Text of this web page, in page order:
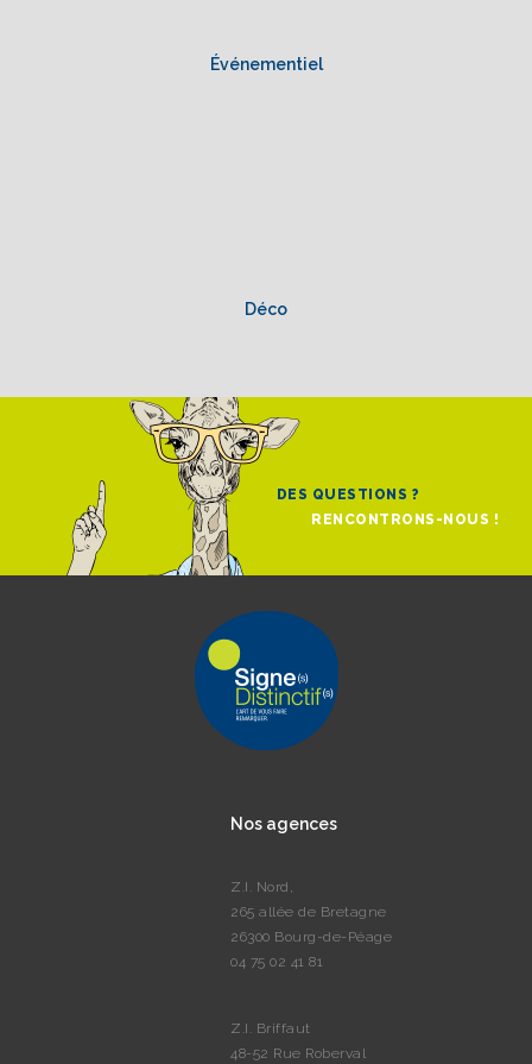
Événementiel
Déco
DES QUESTIONS ?
RENCONTRONS-NOUS !
Nos agences
Z.I. Nord,
265 allée de Bretagne
26300 Bourg-de-Péage
04 75 02 41 81
Z.I. Briffaut
48-52 Rue Roberval